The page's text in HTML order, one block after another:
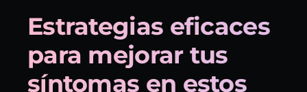
Estrategias eficaces
para mejorar tus
síntomas en estos